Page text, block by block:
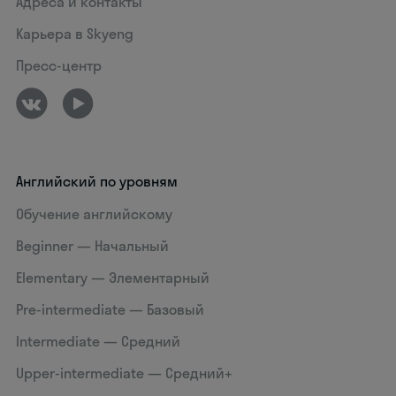
Карьера в Skyeng
Пресс-центр
Английский по уровням
Обучение английскому
Beginner — Начальный
Elementary — Элементарный
Pre-intermediate — Базовый
Intermediate — Средний
Upper-intermediate — Средний+